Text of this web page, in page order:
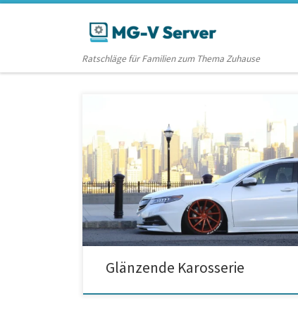
Zum Inhalt springen
Ratschläge für Familien zum Thema Zuhause
Eine glänzende Karosserie. Sind Blechreparaturen
jeder Beule notwendig? Ist die Karosserie Ihres
nach einer Panne beschädigt? Im Fall, wenn ja,
Sie nach einer guten Autowerkstatt suchen.
Offensichtlich gibt es viele Autowerkstätte, die ihren
Auftraggebern eine professionelle Unfall und
Karosserieservice anbieten. Wesentlich: nicht immer
sind weit verstandene Blechreparaturen […]
Glänzende Karosserie